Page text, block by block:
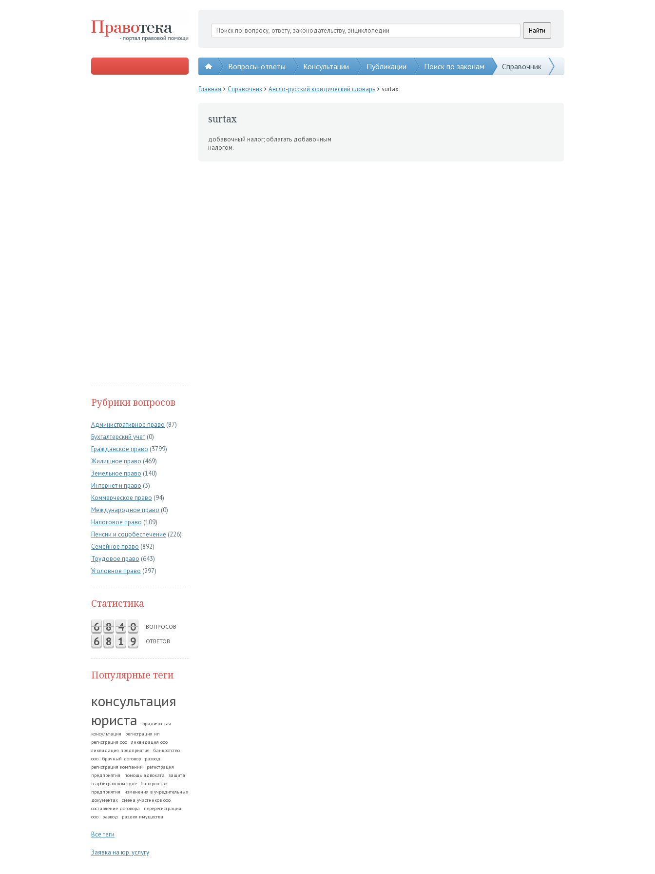
Вопросы-ответы Консультации Публикации Поиск по законам Справочник
Рубрики вопросов
Административное право (87)
Бухгалтерский учет (0)
Гражданское право (3799)
Жилищное право (469)
Земельное право (140)
Интернет и право (3)
Коммерческое право (94)
Международное право (0)
Налоговое право (109)
Пенсии и соцобеспечение (226)
Семейное право (892)
Трудовое право (643)
Уголовное право (297)
Статистика
6 8 4 0 ВОПРОСОВ
6 8 1 9 ОТВЕТОВ
Популярные теги
консультация
юриста
юридическая
консультация
регистрация ип
регистрация ооо
ликвидация ооо
ликвидация предприятия
банкротство
ооо
брачный договор
развод.
регистрация компании
регистрация
предприятия
помощь адвоката
защита
в арбитражном суде
банкротство
предприятия
изменения в учредительных
документах
смена участников ооо
составление договора
перерегистрация
ооо
развод раздел имущества
Все теги
Заявка на юр. услугу
Главная > Справочник> Англо-русский юридический словарь> surtax
surtax
добавочный налог; облагать до­бавочным
налогом.